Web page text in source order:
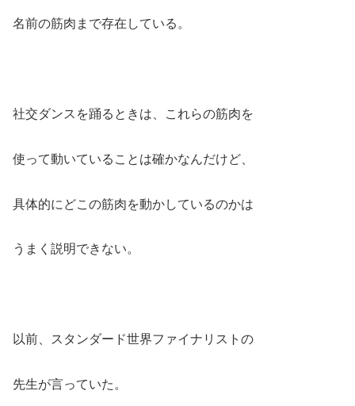
名前の筋肉まで存在している。
社交ダンスを踊るときは、これらの筋肉を
使って動いていることは確かなんだけど、
具体的にどこの筋肉を動かしているのかは
うまく説明できない。
以前、スタンダード世界ファイナリストの
先生が言っていた。